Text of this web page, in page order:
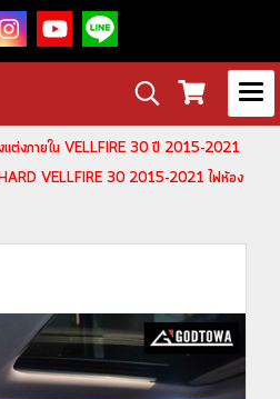
แต่งภายใน VELLFIRE 30 ปี 2015-2021
VELLFIRE 30 2015-2021 ไฟห้อง